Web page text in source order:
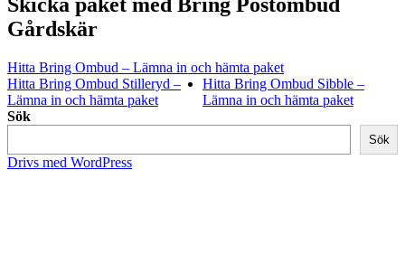
Skicka paket med Bring Postombud
Gårdskär
Hitta Bring Ombud – Lämna in och hämta paket
Hitta Bring Ombud Stilleryd –
Lämna in och hämta paket
Hitta Bring Ombud Sibble –
Lämna in och hämta paket
Sök
Sök
Drivs med WordPress